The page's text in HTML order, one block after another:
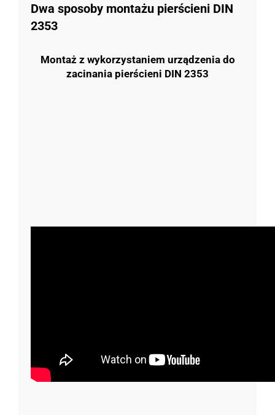
Dwa sposoby montażu pierścieni DIN
2353
Montaż z wykorzystaniem urządzenia do
zacinania pierścieni DIN 2353